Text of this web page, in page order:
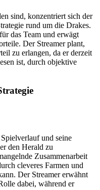
sind, konzentriert sich der
rund um die Drakes.
das Team und erwägt
Der Streamer plant,
zu erlangen, da er derzeit
ist, durch objektive
und seine
den Herald zu
Zusammenarbeit
cleveres Farmen und
Der Streamer erwähnt
dabei, während er